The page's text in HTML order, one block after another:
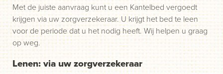
Lenen: via uw zorgverzekeraar
Met de juiste aanvraag kunt u een Kantelbed vergoedt
krijgen via uw zorgverzekeraar. U krijgt het bed te leen
voor de periode dat u het nodig heeft. Wij helpen u graag
op weg.